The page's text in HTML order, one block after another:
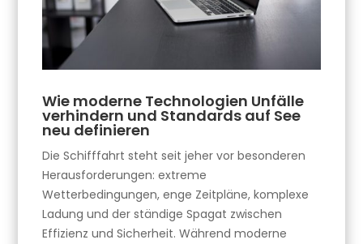
Wie moderne Technologien Unfälle
verhindern und Standards auf See
neu definieren
Die Schifffahrt steht seit jeher vor besonderen
Herausforderungen: extreme
Wetterbedingungen, enge Zeitpläne, komplexe
Ladung und der ständige Spagat zwischen
Effizienz und Sicherheit. Während moderne